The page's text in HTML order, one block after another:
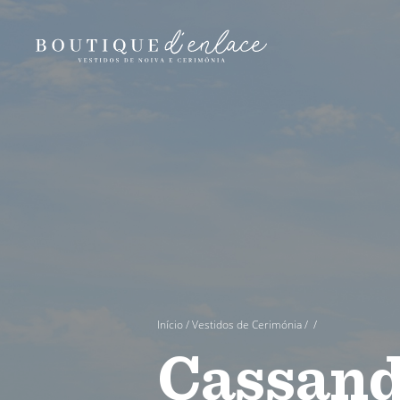
Início/Vestidos de Cerimónia/ /